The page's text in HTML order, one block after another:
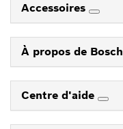
Accessoires
À propos de Bosch
Centre d'aide